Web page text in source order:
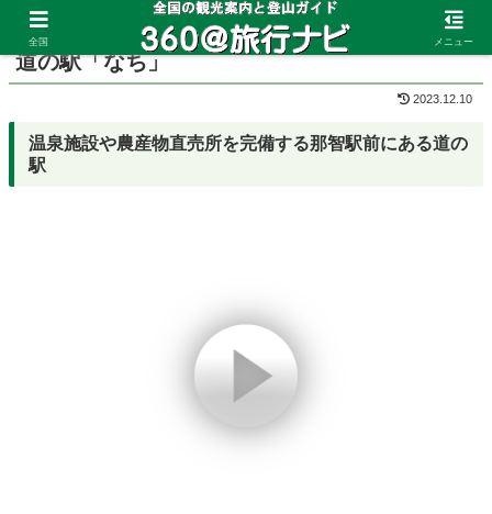
ホーム 和歌山県 那智山
道の駅「なち」
2023.12.10
温泉施設や農産物直売所を完備する那智駅前にある道の
駅
全国 メニュー